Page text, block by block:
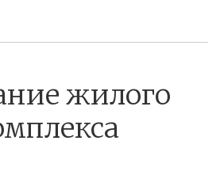
жилого